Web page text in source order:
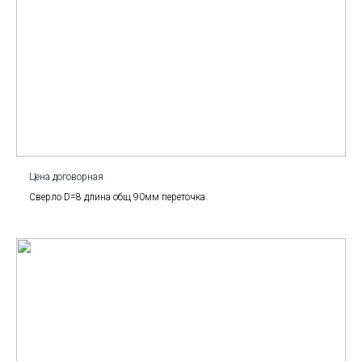
Цена договорная
Сверло D=8 длина общ 90мм переточка.